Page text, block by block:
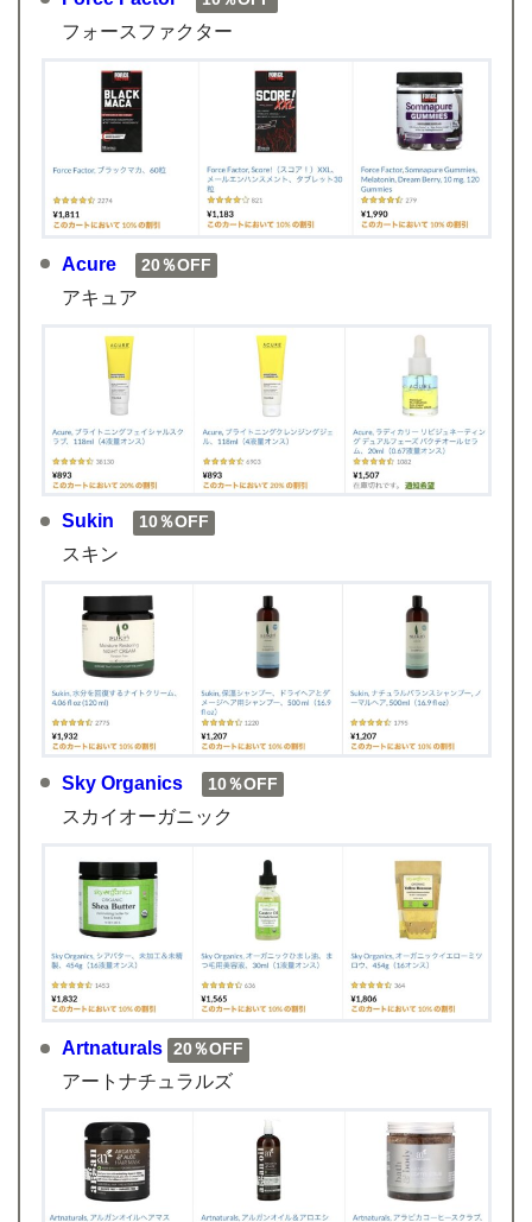
フォースファクター
Acure 20％OFF
アキュア
Sukin 10％OFF
スキン
Sky Organics 10％OFF
スカイオーガニック
Artnaturals 20％OFF
アートナチュラルズ